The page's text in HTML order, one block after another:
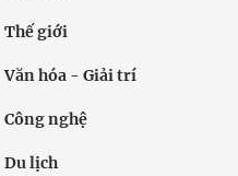
Thế giới
Văn hóa - Giải trí
Công nghệ
Du lịch